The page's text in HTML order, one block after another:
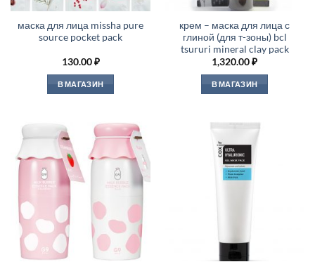
маска для лица missha pure
source pocket pack
130.00₽
В МАГАЗИН
крем – маска для лица с
глиной (для т-зоны) bcl
tsururi mineral clay pack
1,320.00₽
В МАГАЗИН